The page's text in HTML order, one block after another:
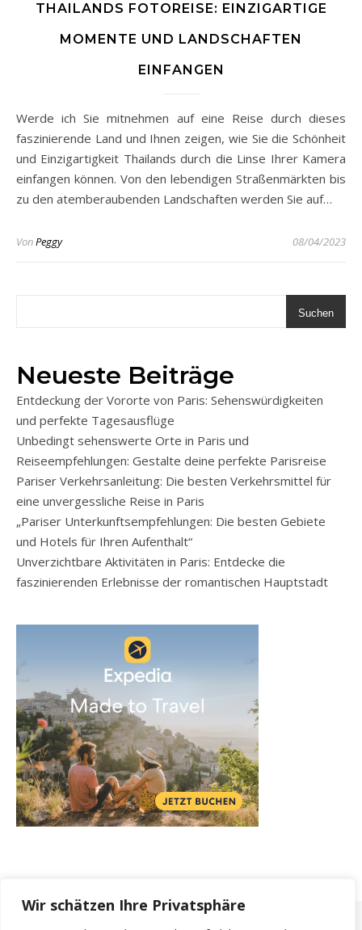
Wir schätzen Ihre Privatsphäre
THAILANDS FOTOREISE: EINZIGARTIGE
MOMENTE UND LANDSCHAFTEN
EINFANGEN
Werde ich Sie mitnehmen auf eine Reise durch dieses
faszinierende Land und Ihnen zeigen, wie Sie die Schönheit
und Einzigartigkeit Thailands durch die Linse Ihrer Kamera
einfangen können. Von den lebendigen Straßenmärkten bis
zu den atemberaubenden Landschaften werden Sie auf…
VonPeggy 08/04/2023
Suchen
Neueste Beiträge
Entdeckung der Vororte von Paris: Sehenswürdigkeiten
und perfekte Tagesausflüge
Unbedingt sehenswerte Orte in Paris und
Reiseempfehlungen: Gestalte deine perfekte Parisreise
Pariser Verkehrsanleitung: Die besten Verkehrsmittel für
eine unvergessliche Reise in Paris
„Pariser Unterkunftsempfehlungen: Die besten Gebiete
und Hotels für Ihren Aufenthalt“
Unverzichtbare Aktivitäten in Paris: Entdecke die
faszinierenden Erlebnisse der romantischen Hauptstadt